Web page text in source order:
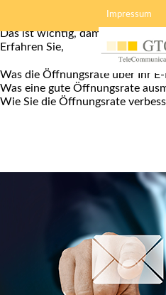
Impressum
Öffnungsrate
Das ist wichtig, damit Ihre E-
Erfahren Sie,
Was die Öffnungsrate über Ihr
Was eine gute Öffnungsrate
Wie Sie die Öffnungsrate